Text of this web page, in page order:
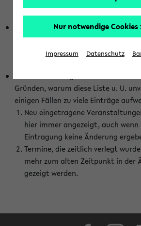
wurden. Die Anzeige ist
abhängig vom im eKVV gewählten
Die hier gezeigte Liste von
vollständig sein, wenn den
die Änderungen zeitnah mitgeteilt
Gründen, warum diese Liste u. U.
einigen Fällen zu viele Einträge
Neu eingetragene
hier immer angezeigt, auch
Eintragung keine Änderung
Termine, die zeitlich verlegt
mehr zum alten Zeitpunkt in der
gezeigt werden.
Nur notwendige Cookies
Impressum Datenschutz